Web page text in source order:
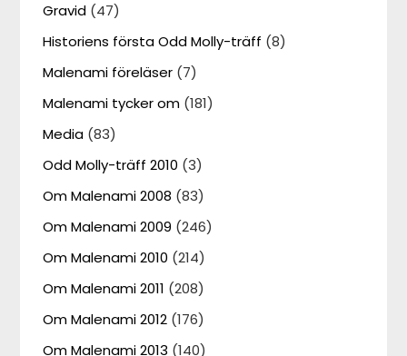
Gravid (47)
Historiens första Odd Molly-träff (8)
Malenami föreläser (7)
Malenami tycker om (181)
Media (83)
Odd Molly-träff 2010 (3)
Om Malenami 2008 (83)
Om Malenami 2009 (246)
Om Malenami 2010 (214)
Om Malenami 2011 (208)
Om Malenami 2012 (176)
Om Malenami 2013 (140)